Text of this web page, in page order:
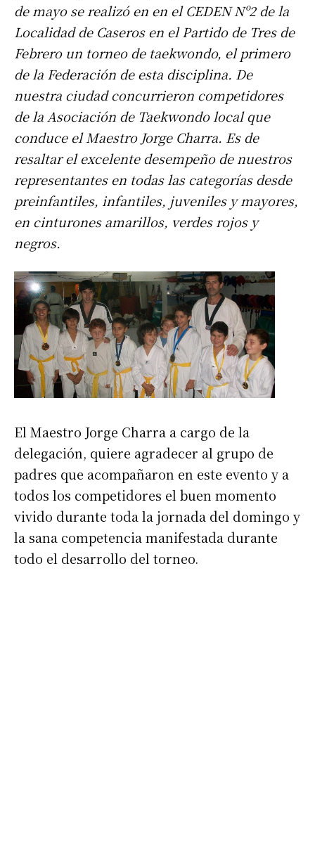
de mayo se realizó en en el CEDEN Nº2 de la
Localidad de Caseros en el Partido de Tres de
Febrero un torneo de taekwondo, el primero
de la Federación de esta disciplina. De
nuestra ciudad concurrieron competidores
de la Asociación de Taekwondo local que
conduce el Maestro Jorge Charra. Es de
resaltar el excelente desempeño de nuestros
representantes en todas las categorías desde
preinfantiles, infantiles, juveniles y mayores,
en cinturones amarillos, verdes rojos y
negros.
El Maestro Jorge Charra a cargo de la
delegación, quiere agradecer al grupo de
padres que acompañaron en este evento y a
todos los competidores el buen momento
vivido durante toda la jornada del domingo y
la sana competencia manifestada durante
todo el desarrollo del torneo.